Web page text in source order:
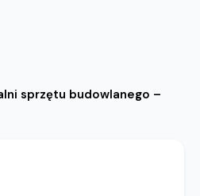
sprzętu budowlanego –